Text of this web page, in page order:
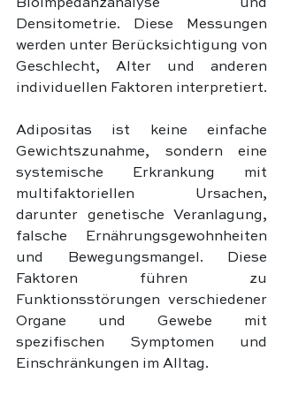
Bioimpedanzanalyse und
Densitometrie. Diese Messungen
werden unter Berücksichtigung von
Geschlecht, Alter und anderen
individuellen Faktoren interpretiert.
Adipositas ist keine einfache
Gewichtszunahme, sondern eine
systemische Erkrankung mit
multifaktoriellen Ursachen,
darunter genetische Veranlagung,
falsche Ernährungsgewohnheiten
und Bewegungsmangel. Diese
Faktoren führen zu
Funktionsstörungen verschiedener
Organe und Gewebe mit
spezifischen Symptomen und
Einschränkungen im Alltag.